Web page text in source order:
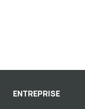
ENTREPRISE